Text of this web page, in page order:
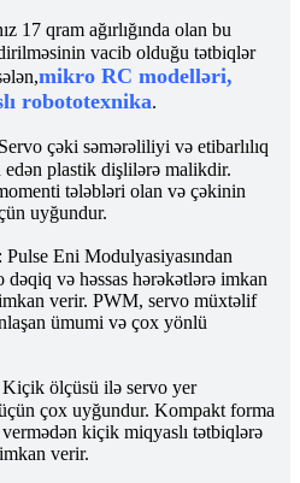
17 qram ağırlığında olan bu
vacib olduğu tətbiqlər
mikro RC modelləri,
robototexnika.
çəki səmərəliliyi və etibarlılıq
edən plastik dişlilərə malikdir.
tələbləri olan və çəkinin
uyğundur.
: Pulse Eni Modulyasiyasından
və həssas hərəkətlərə imkan
verir. PWM, servo müxtəlif
ümumi və çox yönlü
Kiçik ölçüsü ilə servo yer
çox uyğundur. Kompakt forma
kiçik miqyaslı tətbiqlərə
verir.